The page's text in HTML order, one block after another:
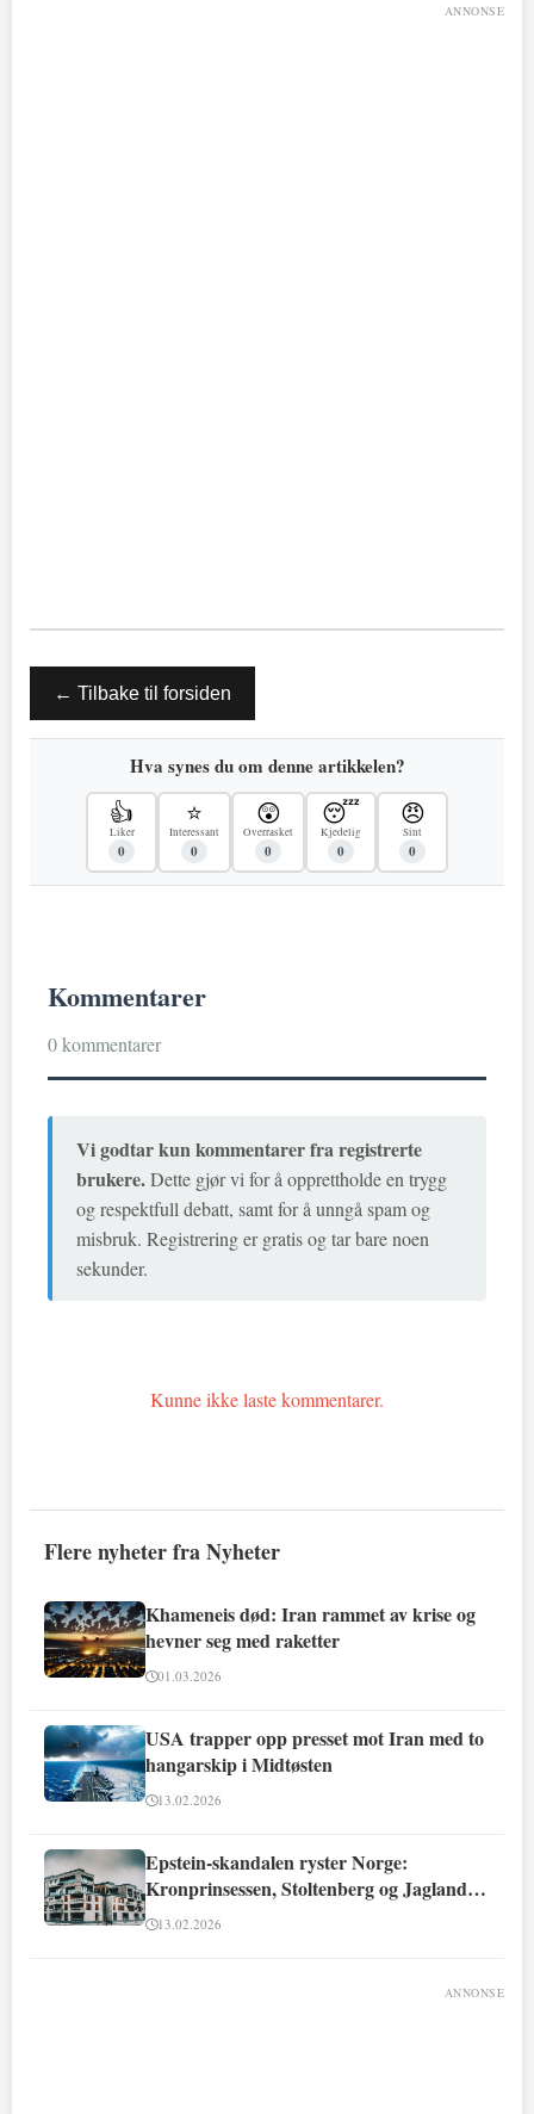
ANNONSE
← Tilbake til forsiden
Hva synes du om denne artikkelen?
👍
Liker
0
⭐
Interessant
0
😲
Overrasket
0
😴
Kjedelig
0
😠
Sint
0
Kommentarer
0 kommentarer
Vi godtar kun kommentarer fra registrerte
brukere.Dette gjør vi for å opprettholde en trygg
og respektfull debatt, samt for å unngå spam og
misbruk. Registrering er gratis og tar bare noen
sekunder.
Kunne ikke laste kommentarer.
Flere nyheter fra Nyheter
Khameneis død: Iran rammet av krise og
hevner seg med raketter
01.03.2026
USA trapper opp presset mot Iran med to
hangarskip i Midtøsten
13.02.2026
Epstein-skandalen ryster Norge:
Kronprinsessen, Stoltenberg og Jagland
involvert
13.02.2026
ANNONSE